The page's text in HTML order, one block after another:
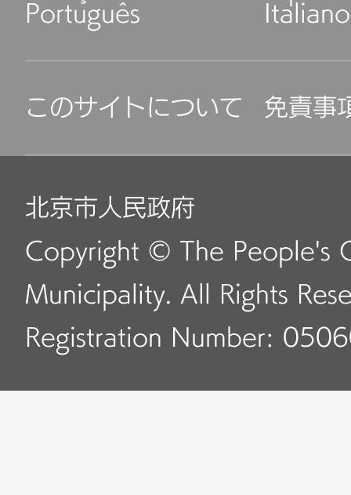
Português Italiano
このサイトについて 免責事
北京市人民政府
Copyright © The People's
Municipality. All Rights
Registration Number: